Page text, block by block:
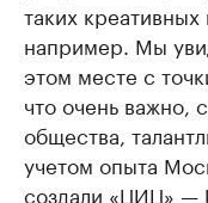
таких
например. Мы
этом месте с
что очень важно,
общества,
учетом опыта
создали «ЦИЦ» —